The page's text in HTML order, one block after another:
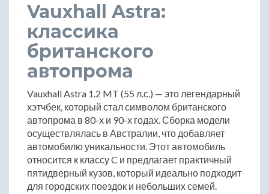
Vauxhall Astra:
классика
британского
автопрома
Vauxhall Astra 1.2 MT (55 л.с.) — это легендарный
хэтчбек, который стал символом британского
автопрома в 80-х и 90-х годах. Сборка модели
осуществлялась в Австралии, что добавляет
автомобилю уникальности. Этот автомобиль
относится к классу C и предлагает практичный
пятидверный кузов, который идеально подходит
для городских поездок и небольших семей.